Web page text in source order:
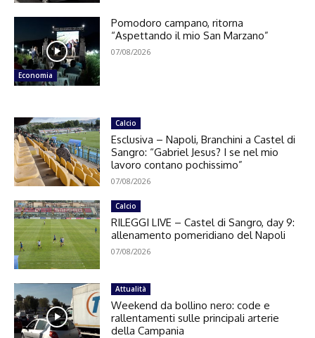
Economia
Pomodoro campano, ritorna
“Aspettando il mio San Marzano”
07/08/2026
Calcio
Esclusiva – Napoli, Branchini a Castel di
Sangro: “Gabriel Jesus? I se nel mio
lavoro contano pochissimo”
07/08/2026
Calcio
RILEGGI LIVE – Castel di Sangro, day 9:
allenamento pomeridiano del Napoli
07/08/2026
Attualità
Weekend da bollino nero: code e
rallentamenti sulle principali arterie
della Campania